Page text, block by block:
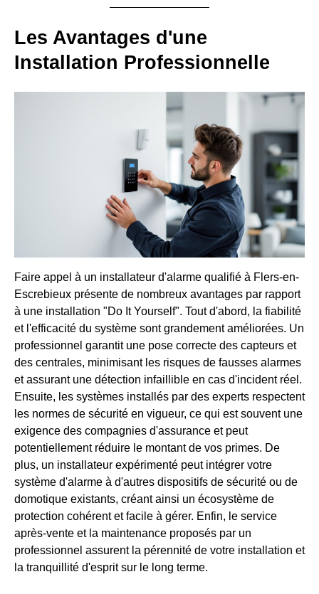
Les Avantages d'une
Installation Professionnelle
Faire appel à un installateur d'alarme qualifié à Flers-en-
Escrebieux présente de nombreux avantages par rapport
à une installation "Do It Yourself". Tout d'abord, la fiabilité
et l'efficacité du système sont grandement améliorées. Un
professionnel garantit une pose correcte des capteurs et
des centrales, minimisant les risques de fausses alarmes
et assurant une détection infaillible en cas d'incident réel.
Ensuite, les systèmes installés par des experts respectent
les normes de sécurité en vigueur, ce qui est souvent une
exigence des compagnies d'assurance et peut
potentiellement réduire le montant de vos primes. De
plus, un installateur expérimenté peut intégrer votre
système d'alarme à d'autres dispositifs de sécurité ou de
domotique existants, créant ainsi un écosystème de
protection cohérent et facile à gérer. Enfin, le service
après-vente et la maintenance proposés par un
professionnel assurent la pérennité de votre installation et
la tranquillité d'esprit sur le long terme.